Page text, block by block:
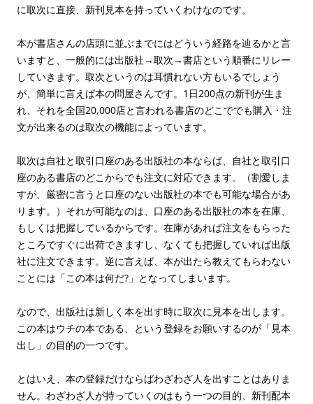
に取次に直接、新刊見本を持っていくわけなのです。
本が書店さんの店頭に並ぶまでにはどういう経路を辿るかと言
いますと、一般的には出版社→取次→書店という順番にリレー
していきます。取次というのは耳慣れない方もいるでしょう
が、簡単に言えば本の問屋さんです。1日200点の新刊が生ま
れ、それを全国20,000店と言われる書店のどこででも購入・注
文が出来るのは取次の機能によっています。
取次は自社と取引口座のある出版社の本ならば、自社と取引口
座のある書店のどこからでも注文に対応できます。（割愛しま
すが、厳密に言うと口座のない出版社の本でも可能な場合があ
ります。）それが可能なのは、口座のある出版社の本を在庫、
もしくは把握しているからです。在庫があれば注文をもらった
ところですぐに出荷できますし、なくても把握していれば出版
社に注文できます。逆に言えば、本が出たら教えてもらわない
ことには「この本は何だ?」となってしまいます。
なので、出版社は新しく本を出す時に取次に見本を出します。
この本はウチの本である、という登録をお願いするのが「見本
出し」の目的の一つです。
とはいえ、本の登録だけならばわざわざ人を出すことはありま
せん。わざわざ人が持っていくのはもう一つの目的、新刊配本